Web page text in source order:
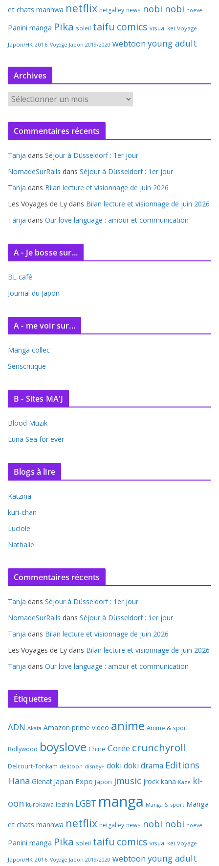
et chats manhwa netflix netgalley news nobi nobi noeve
Panini manga Pika soleil taifu comics visual kei Voyage
Japon/HK 2016 Voyage Japon 2019/2020 webtoon young adult
Archives
r
c
v
e
Commentaires récents
Tanja dans Séjour à Düsseldorf : 1er jour
NomadeSurRails dans Séjour à Düsseldorf : 1er jour
Tanja dans Bilan lecture et visionnage de juin 2026
Les Voyages de Ly dans Bilan lecture et visionnage de juin 2026
Tanja dans Our love language : amour et communication
A - Je bosse sur...
BL café
Journal du Japon
A - me voir sur...
Manga collec
Senscritique
B - Sites MA'J
Blood Muzik
Luna Sea for ever
Blogs à lire
Katzina
kuri-chan
Luciole
Nathalie
Commentaires récents
Tanja dans Séjour à Düsseldorf : 1er jour
NomadeSurRails dans Séjour à Düsseldorf : 1er jour
Tanja dans Bilan lecture et visionnage de juin 2026
Les Voyages de Ly dans Bilan lecture et visionnage de juin 2026
Tanja dans Our love language : amour et communication
Étiquettes
ADN Akata Amazon prime video anime Anime & sport
Bollywood boyslove Chine Corée crunchyroll
Delcourt-Tonkam delitoon disney+ doki doki drama Editions
Hana Glenat Japan Expo Japon jmusic jrock kana Kaze ki-
oon kurokawa lezhin LGBT manga Manga & sport Manga
et chats manhwa netflix netgalley news nobi nobi noeve
Panini manga Pika soleil taifu comics visual kei Voyage
Japon/HK 2016 Voyage Japon 2019/2020 webtoon young adult